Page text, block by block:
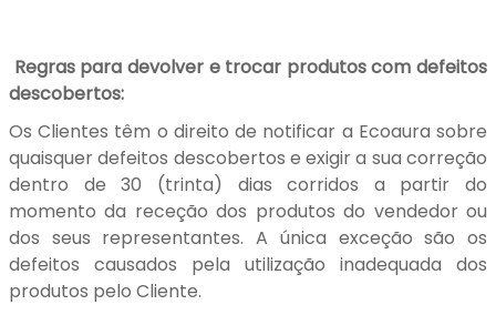
Regras para devolver e trocar produtos com defeitos
descobertos:
Os Clientes têm o direito de notificar a Ecoaura sobre
quaisquer defeitos descobertos e exigir a sua correção
dentro de 30 (trinta) dias corridos a partir do
momento da receção dos produtos do vendedor ou
dos seus representantes. A única exceção são os
defeitos causados pela utilização inadequada dos
produtos pelo Cliente.